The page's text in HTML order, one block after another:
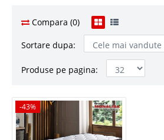
Compara (0)
Sortare dupa:
Produse pe pagina:
-43%
-43%